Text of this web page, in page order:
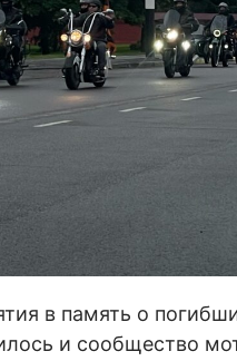
в память о
и сообщество